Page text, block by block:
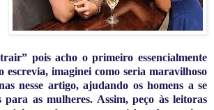
pois acho o primeiro essencialmente
escrevia, imaginei como seria maravilhoso
nesse artigo, ajudando os homens a se
para as mulheres. Assim, peço às leitoras